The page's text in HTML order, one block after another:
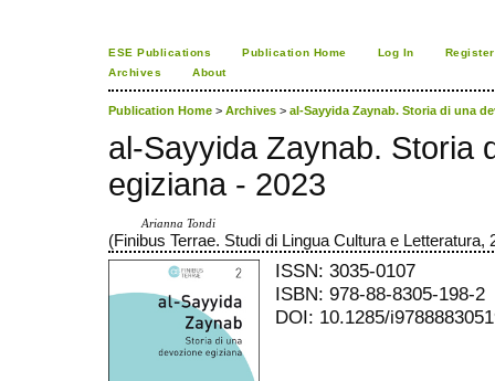
ESE Publications Publication Home Log In
Register
Archives
About
Publication Home > Archives > al-Sayyida Zaynab. Storia di una
al-Sayyida Zaynab. Storia
egiziana - 2023
Arianna Tondi
(Finibus Terrae. Studi di Lingua Cultura e Letteratura,
ISSN: 3035-0107
ISBN: 978-88-8305-198-2
DOI: 10.1285/